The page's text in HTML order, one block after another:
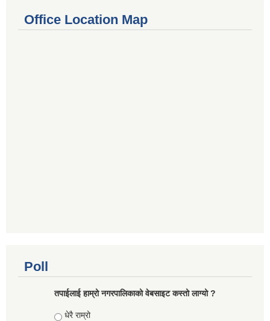
Office Location Map
Poll
तपाईलाई हाम्रो नगरपालिकाको वेबसाइट कस्तो लाग्यो ?
Choices
धेरै राम्रो